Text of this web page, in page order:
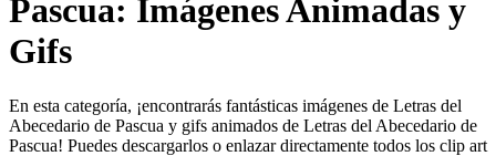
Pascua: Imágenes Animadas y
Gifs
En esta categoría, ¡encontrarás fantásticas imágenes de Letras del
Abecedario de Pascua y gifs animados de Letras del Abecedario de
Pascua! Puedes descargarlos o enlazar directamente todos los clip art